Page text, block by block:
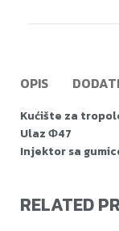
OPIS
Kućište za
Ulaz Ф47
Injektor sa
RELATED